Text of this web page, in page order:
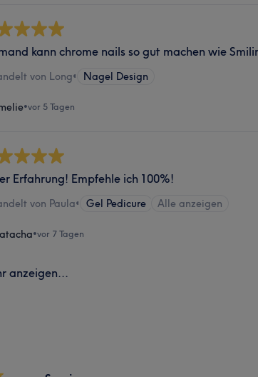
kann chrome nails so gut machen wie
von Long• Nagel Design
•vor 5 Tagen
Erfahrung! Empfehle ich 100%!
von Paula• Gel Pedicure Alle anzeigen
•vor 7 Tagen
anzeigen...